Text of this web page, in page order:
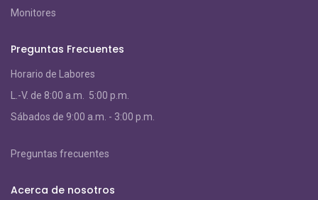
Monitores
Preguntas Frecuentes
Horario de Labores
L.-V. de 8:00 a.m. 5:00 p.m.
Sábados de 9:00 a.m. - 3:00 p.m.
Preguntas frecuentes
Acerca de nosotros